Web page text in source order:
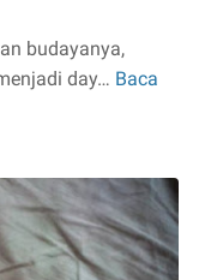
budayanya,
day… Baca